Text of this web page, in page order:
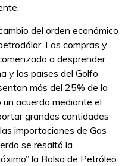
del orden económico
Las compras y
a desprender
y los países del Golfo
más del 25% de la
acuerdo mediante el
grandes cantidades
importaciones de Gas
se resaltó la
la Bolsa de Petróleo